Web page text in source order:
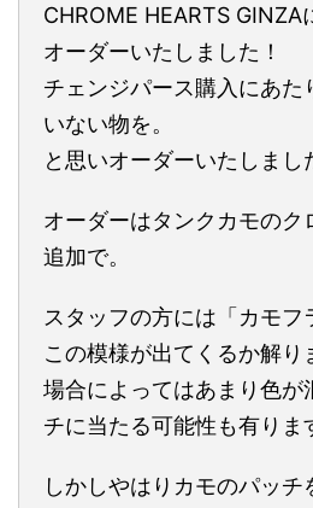
CHROME HEARTS GINZA
オーダーいたしました！
チェンジパース購入にあた
いない物を。
と思いオーダーいたしまし
オーダーはタンクカモのク
追加で。
スタッフの方には「カモフ
この模様が出てくるか解り
場合によってはあまり色が
チに当たる可能性も有りま
しかしやはりカモのパッ